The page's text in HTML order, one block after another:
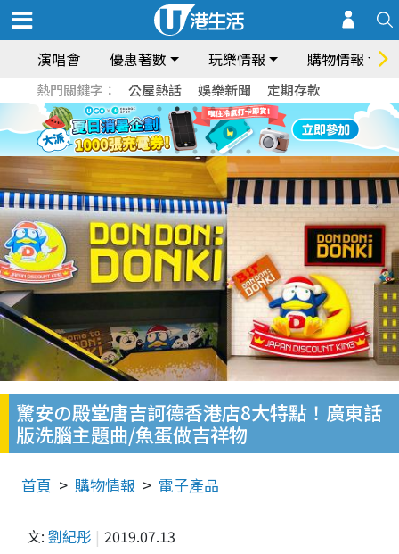
演唱會 優惠著數 玩樂情報 購物情報
熱門關鍵字： 公屋熱話 娛樂新聞 定期存款
驚安の殿堂唐吉訶德香港店8大特點！廣東話
版洗腦主題曲/魚蛋做吉祥物
首頁 購物情報 電子產品
文: 劉紀彤 2019.07.13